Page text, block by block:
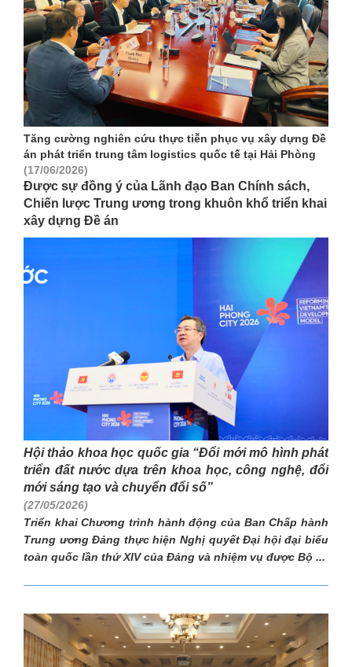
Tăng cường nghiên cứu thực tiễn phục vụ xây dựng Đề
án phát triển trung tâm logistics quốc tế tại Hải Phòng
(17/06/2026)
Được sự đồng ý của Lãnh đạo Ban Chính sách,
Chiến lược Trung ương trong khuôn khổ triển khai
xây dựng Đề án
Hội thảo khoa học quốc gia “Đổi mới mô hình phát
triển đất nước dựa trên khoa học, công nghệ, đổi
mới sáng tạo và chuyển đổi số”
(27/05/2026)
Triển khai Chương trình hành động của Ban Chấp hành
Trung ương Đảng thực hiện Nghị quyết Đại hội đại biểu
toàn quốc lần thứ XIV của Đảng và nhiệm vụ được Bộ ...